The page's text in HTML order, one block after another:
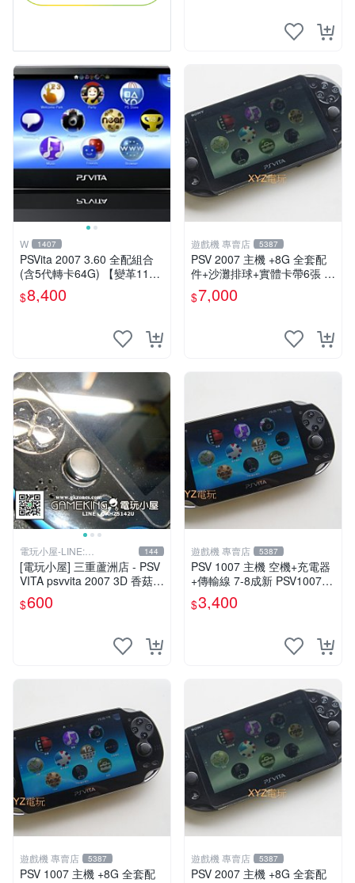
W 1407
PSVita 2007 3.60 全配組合
(含5代轉卡64G) 【變革11】
破解改好 + 水晶殼 + 硬殼包
$8,400
遊戲機 專賣店 5387
PSV 2007 主機 +8G 全套配
件+沙灘排球+實體卡帶6張 保
修一年 品質有保障
$7,000
電玩小屋-LINE:
@AHZ5142U
144
[電玩小屋] 三重蘆洲店 - PSV
VITA psvvita 2007 3D 香菇
方向 類比 故障 [維修]
$600
遊戲機 專賣店 5387
PSV 1007 主機 空機+充電器
+傳輸線 7-8成新 PSV1007
一年保修
$3,400
遊戲機 專賣店 5387
PSV 1007 主機 +8G 全套配
遊戲機 專賣店 5387
PSV 2007 主機 +8G 全套配